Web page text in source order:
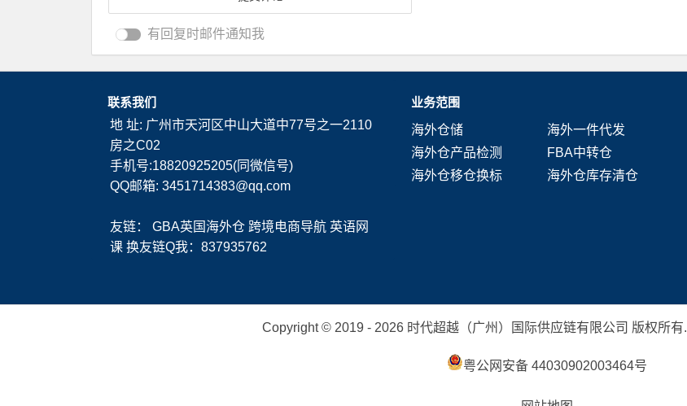
有回复时邮件通知我
联系我们
地 址: 广州市天河区中山大道中77号之一2110
房之C02
手机号:18820925205(同微信号)
QQ邮箱: 3451714383@qq.com
友链： GBA英国海外仓 跨境电商导航 英语网
课 换友链Q我：837935762
业务范围
海外仓储
海外一件代发
海外仓产品检测
FBA中转仓
海外仓移仓换标
海外仓库存清仓
Copyright © 2019 - 2026 时代超越（广州）国际供应链有限公司 版权所有.
粤公网安备 44030902003464号